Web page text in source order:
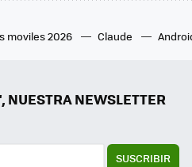
moviles 2026 Claude
NEWSLETTER
SUSCRIBIR